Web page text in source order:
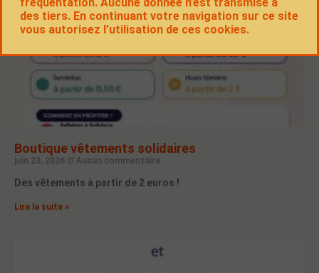
Boutique vêtements solidaires
juin 23, 2026 Aucun commentaire
Des vêtements à partir de 2 euros !
Lire la suite »
des tiers. En continuant votre navigation sur ce site
vous autorisez l’utilisation de ces cookies.